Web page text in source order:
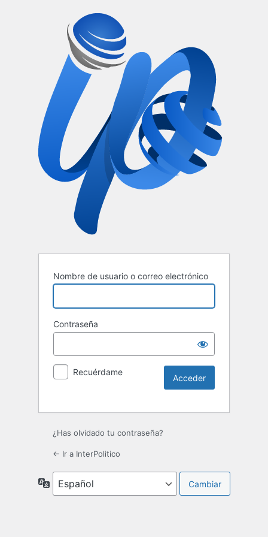
Nombre de usuario o correo electrónico
Contraseña
Recuérdame
¿Has olvidado tu contraseña?
← Ir a InterPolitico
Idioma